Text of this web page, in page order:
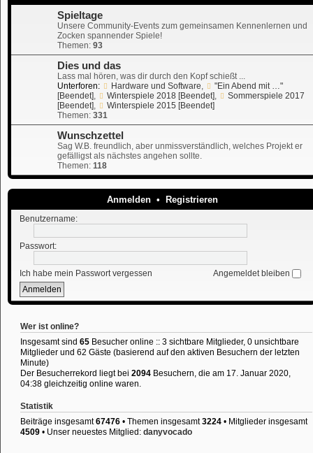
Spieltage
Unsere Community-Events zum gemeinsamen Kennenlernen und
Zocken spannender Spiele!
Themen: 93
Dies und das
Lass mal hören, was dir durch den Kopf schießt ...
Unterforen:
Hardware und Software,
"Ein Abend mit …"
[Beendet], Winterspiele 2018 [Beendet],
Sommerspiele 2017
[Beendet],
Winterspiele 2015 [Beendet]
Themen: 331
Wunschzettel
Sag W.B. freundlich, aber unmissverständlich, welches Projekt er
gefälligst als nächstes angehen sollte.
Themen: 118
Anmelden• Registrieren
Benutzername:
Passwort:
Ich habe mein Passwort vergessen Angemeldet bleiben
Wer ist online?
Insgesamt sind 65 Besucher online :: 3 sichtbare Mitglieder, 0 unsichtbare
Mitglieder und 62 Gäste (basierend auf den aktiven Besuchern der letzten
Minute)
Der Besucherrekord liegt bei 2094 Besuchern, die am 17. Januar 2020,
04:38 gleichzeitig online waren.
Statistik
Beiträge insgesamt67476 • Themen insgesamt3224 • Mitglieder insgesamt
4509 • Unser neuestes Mitglied: danyvocado